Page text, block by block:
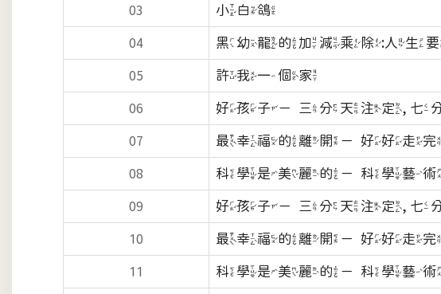
03 小白鴿
04 黑幼龍的加減乘除:人生
05 許我一個家
06 好孩子－三分天注定, 七
07 最幸福的離開－好好走
08 科學是美麗的－科學藝
09 好孩子－三分天注定, 七
10 最幸福的離開－好好走
11 科學是美麗的－科學藝